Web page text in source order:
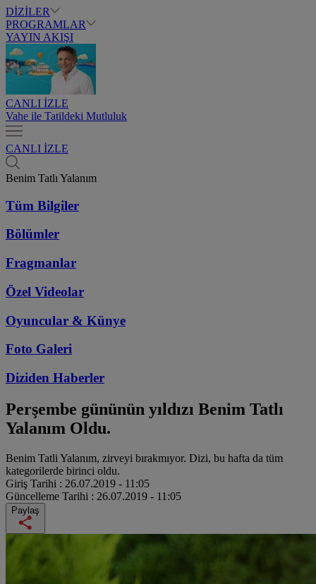
DİZİLER
PROGRAMLAR
YAYIN AKIŞI
CANLI İZLE
Vahe ile Tatildeki Mutluluk
CANLI İZLE
Benim Tatlı Yalanım
Tüm Bilgiler
Bölümler
Fragmanlar
Özel Videolar
Oyuncular & Künye
Foto Galeri
Diziden Haberler
Perşembe gününün yıldızı Benim Tatlı
Yalanım Oldu.
Benim Tatli Yalanım, zirveyi bırakmıyor. Dizi, bu hafta da tüm
kategorilerde birinci oldu.
Giriş Tarihi : 26.07.2019 - 11:05
Güncelleme Tarihi : 26.07.2019 - 11:05
Paylaş